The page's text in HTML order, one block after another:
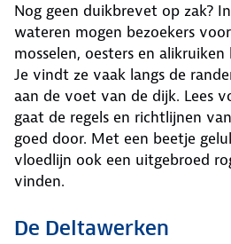
Nog geen duikbrevet op zak?
wateren mogen bezoekers
mosselen, oesters en alikruiken
Je vindt ze vaak langs de
aan de voet van de dijk. Lees
gaat de regels en richtlijnen
goed door. Met een beetje
vloedlijn ook een uitgebroed
vinden.
De Deltawerken